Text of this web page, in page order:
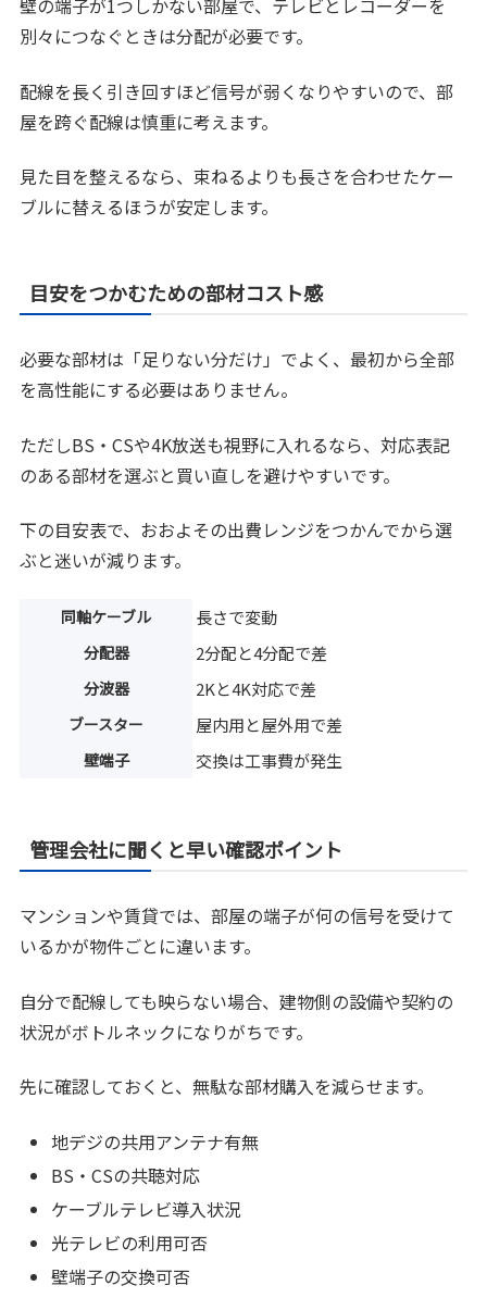
壁の端子が1つしかない部屋で、テレビとレコーダーを
別々につなぐときは分配が必要です。
配線を長く引き回すほど信号が弱くなりやすいので、部
屋を跨ぐ配線は慎重に考えます。
見た目を整えるなら、束ねるよりも長さを合わせたケー
ブルに替えるほうが安定します。
目安をつかむための部材コスト感
必要な部材は「足りない分だけ」でよく、最初から全部
を高性能にする必要はありません。
ただしBS・CSや4K放送も視野に入れるなら、対応表記
のある部材を選ぶと買い直しを避けやすいです。
下の目安表で、おおよその出費レンジをつかんでから選
ぶと迷いが減ります。
同軸ケーブル 長さで変動
分配器 2分配と4分配で差
分波器 2Kと4K対応で差
ブースター 屋内用と屋外用で差
壁端子 交換は工事費が発生
管理会社に聞くと早い確認ポイント
マンションや賃貸では、部屋の端子が何の信号を受けて
いるかが物件ごとに違います。
自分で配線しても映らない場合、建物側の設備や契約の
状況がボトルネックになりがちです。
先に確認しておくと、無駄な部材購入を減らせます。
地デジの共用アンテナ有無
BS・CSの共聴対応
ケーブルテレビ導入状況
光テレビの利用可否
壁端子の交換可否